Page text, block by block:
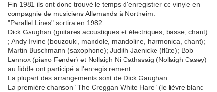
Fin 1981 ils ont donc trouvé le temps d'enregistrer ce vinyle en
compagnie de musiciens Allemands à Northeim.
"Parallel Lines" sortira en 1982.
Dick Gaughan (guitares acoustiques et électriques, basse, chant)
; Andy Irvine (bouzouki, mandole, mandoline, harmonica, chant);
Martin Buschmann (saxophone); Judith Jaenicke (flûte); Bob
Lennox (piano Fender) et Nollaigh Ni Cathasaig (Nollaigh Casey)
au fiddle ont participé à l'enregistrement.
La plupart des arrangements sont de Dick Gaughan.
La première chanson "The Creggan White Hare" (le lièvre blanc